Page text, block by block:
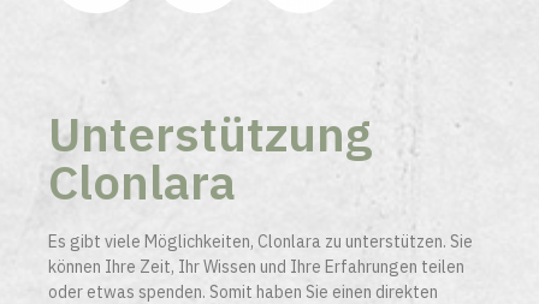
Unterstützung
Clonlara
Es gibt viele Möglichkeiten, Clonlara zu unterstützen. Sie
können Ihre Zeit, Ihr Wissen und Ihre Erfahrungen teilen
oder etwas spenden. Somit haben Sie einen direkten